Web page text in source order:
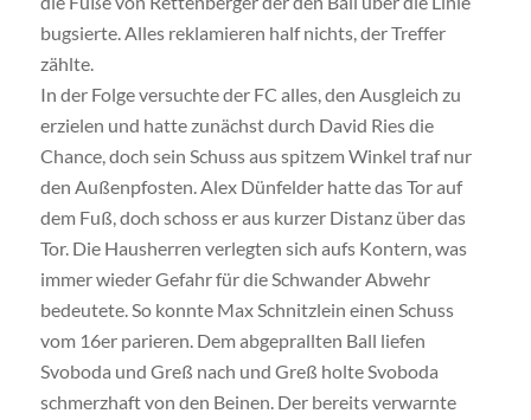
bugsierte. Alles reklamieren half nichts, der Treffer
zählte.
In der Folge versuchte der FC alles, den Ausgleich zu
erzielen und hatte zunächst durch David Ries die
Chance, doch sein Schuss aus spitzem Winkel traf nur
den Außenpfosten. Alex Dünfelder hatte das Tor auf
dem Fuß, doch schoss er aus kurzer Distanz über das
Tor. Die Hausherren verlegten sich aufs Kontern, was
immer wieder Gefahr für die Schwander Abwehr
bedeutete. So konnte Max Schnitzlein einen Schuss
vom 16er parieren. Dem abgeprallten Ball liefen
Svoboda und Greß nach und Greß holte Svoboda
schmerzhaft von den Beinen. Der bereits verwarnte